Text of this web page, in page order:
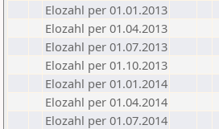
Elozahl per 01.01.2013
Elozahl per 01.04.2013
Elozahl per 01.07.2013
Elozahl per 01.10.2013
Elozahl per 01.01.2014
Elozahl per 01.04.2014
Elozahl per 01.07.2014